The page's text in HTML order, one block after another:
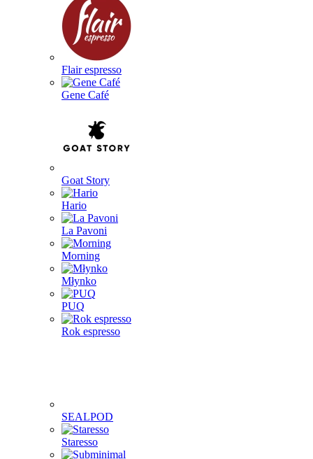
Flair espresso
Gene Café
Goat Story
Hario
La Pavoni
Morning
Młynko
PUQ
Rok espresso
SEALPOD
Staresso